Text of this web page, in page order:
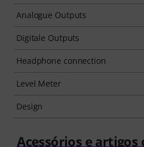
Analogue Outputs
Digitale Outputs
Headphone connection
Level Meter
Design
Acessórios e